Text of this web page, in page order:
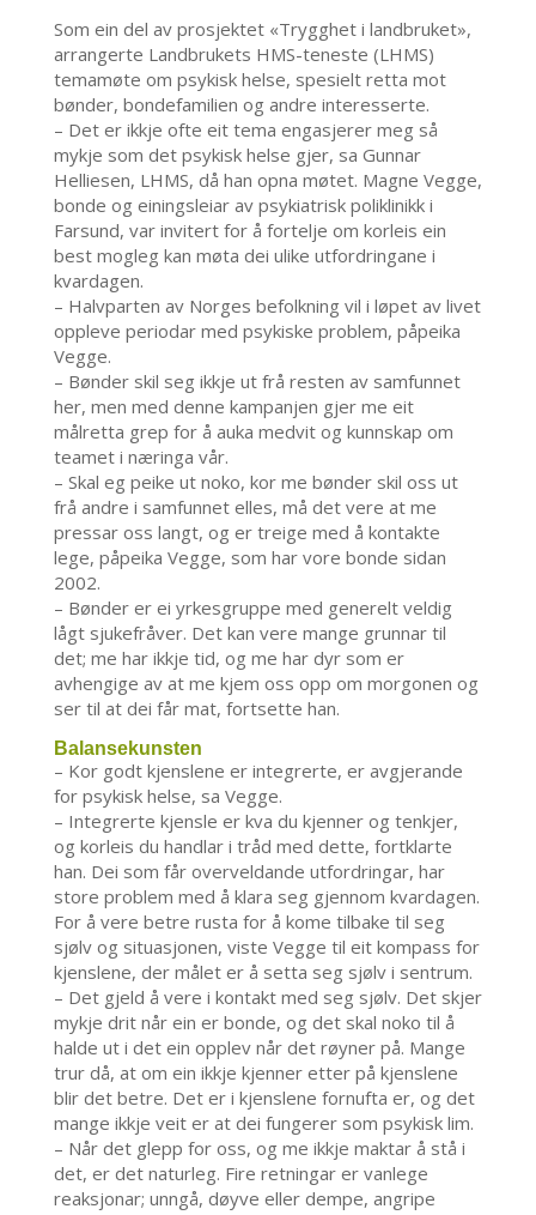
Som ein del av prosjektet «Trygghet i landbruket»,
arrangerte Landbrukets HMS-teneste (LHMS)
temamøte om psykisk helse, spesielt retta mot
bønder, bondefamilien og andre interesserte.
– Det er ikkje ofte eit tema engasjerer meg så
mykje som det psykisk helse gjer, sa Gunnar
Helliesen, LHMS, då han opna møtet. Magne Vegge,
bonde og einingsleiar av psykiatrisk poliklinikk i
Farsund, var invitert for å fortelje om korleis ein
best mogleg kan møta dei ulike utfordringane i
kvardagen.
– Halvparten av Norges befolkning vil i løpet av livet
oppleve periodar med psykiske problem, påpeika
Vegge.
– Bønder skil seg ikkje ut frå resten av samfunnet
her, men med denne kampanjen gjer me eit
målretta grep for å auka medvit og kunnskap om
teamet i næringa vår.
– Skal eg peike ut noko, kor me bønder skil oss ut
frå andre i samfunnet elles, må det vere at me
pressar oss langt, og er treige med å kontakte
lege, påpeika Vegge, som har vore bonde sidan
2002.
– Bønder er ei yrkesgruppe med generelt veldig
lågt sjukefråver. Det kan vere mange grunnar til
det; me har ikkje tid, og me har dyr som er
avhengige av at me kjem oss opp om morgonen og
ser til at dei får mat, fortsette han.
Balansekunsten
– Kor godt kjenslene er integrerte, er avgjerande
for psykisk helse, sa Vegge.
– Integrerte kjensle er kva du kjenner og tenkjer,
og korleis du handlar i tråd med dette, fortklarte
han. Dei som får overveldande utfordringar, har
store problem med å klara seg gjennom kvardagen.
For å vere betre rusta for å kome tilbake til seg
sjølv og situasjonen, viste Vegge til eit kompass for
kjenslene, der målet er å setta seg sjølv i sentrum.
– Det gjeld å vere i kontakt med seg sjølv. Det skjer
mykje drit når ein er bonde, og det skal noko til å
halde ut i det ein opplev når det røyner på. Mange
trur då, at om ein ikkje kjenner etter på kjenslene
blir det betre. Det er i kjenslene fornufta er, og det
mange ikkje veit er at dei fungerer som psykisk lim.
– Når det glepp for oss, og me ikkje maktar å stå i
det, er det naturleg. Fire retningar er vanlege
reaksjonar; unngå, døyve eller dempe, angripe